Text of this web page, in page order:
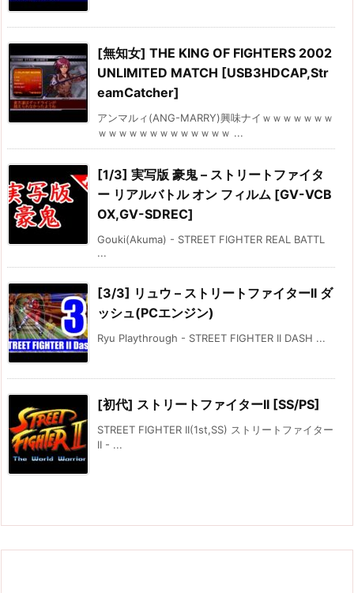
[無知女] THE KING OF FIGHTERS 2002
UNLIMITED MATCH [USB3HDCAP,Str
eamCatcher]
アンマルィ(ANG-MARRY)興味ナイｗｗｗｗｗｗｗ
ｗｗｗｗｗｗｗｗｗｗｗｗｗ ...
[1/3] 実写版 豪鬼 – ストリートファイタ
ー リアルバトル オン フィルム [GV-VCB
OX,GV-SDREC]
Gouki(Akuma) - STREET FIGHTER REAL BATTL
...
[3/3] リュウ – ストリートファイターII ダ
ッシュ(PCエンジン)
Ryu Playthrough - STREET FIGHTER II DASH ...
[初代] ストリートファイターII [SS/PS]
STREET FIGHTER II(1st,SS) ストリートファイター
II - ...